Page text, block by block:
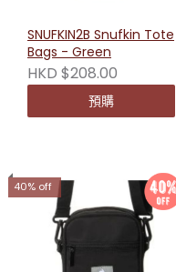
SNUFKIN2B Snufkin Tote
Bags - Green
HKD $208.00
預購
40% off